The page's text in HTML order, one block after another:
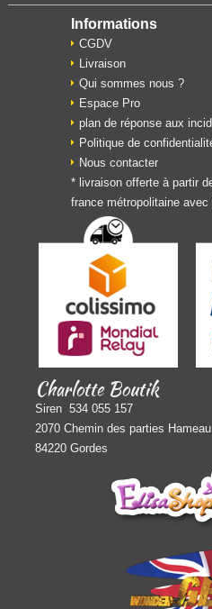
Informations
CGDV
Livraison
Qui sommes nous ?
Espace Pro
plan de réponse aux
Politique de
Nous contacter
* livraison offerte à partir
france métropolitaine avec
Charlotte Boutik
Siren 534 055 157
2070 Chemin des parties
84220 Gordes